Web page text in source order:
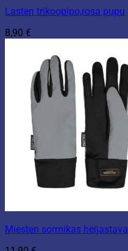
Lasten trikoopipo,rosa pupu
8,90 €
Miesten sormikas heijastava